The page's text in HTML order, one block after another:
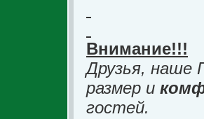
Внимание!!!
Друзья, наше
размер и
гостей.